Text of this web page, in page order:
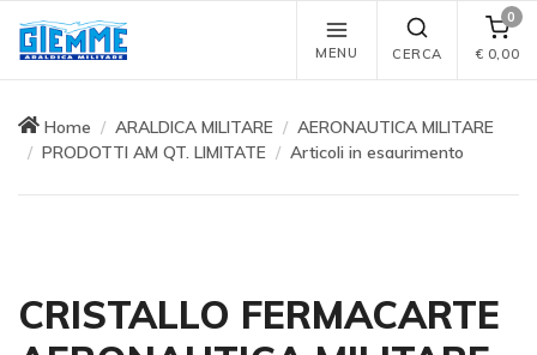
MENU CERCA
0
€ 0,00
Home ARALDICA MILITARE
AERONAUTICA MILITARE
PRODOTTI AM QT. LIMITATE
Articoli in esaurimento
CRISTALLO FERMACARTE